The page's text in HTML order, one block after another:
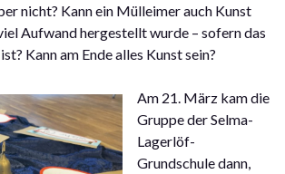
nicht? Kann ein Mülleimer auch Kunst
Aufwand hergestellt wurde – sofern das
Kann am Ende alles Kunst sein?
Am 21. März kam die
Gruppe der Selma-
Lagerlöf-
Grundschule dann,